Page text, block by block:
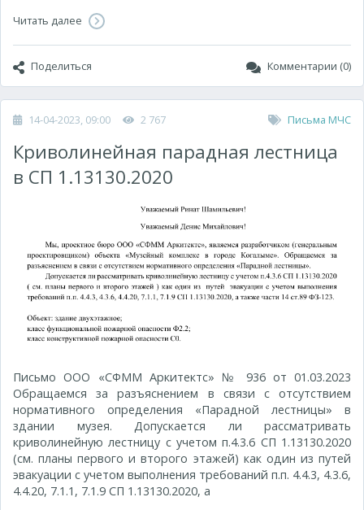
Читать далее
Поделиться Комментарии (0)
14-04-2023, 09:00 2 767 Письма МЧС
Криволинейная парадная лестница
в СП 1.13130.2020
Письмо ООО «СФММ Аркитектс» № 936 от 01.03.2023
Обращаемся за разъяснением в связи с отсутствием
нормативного определения «Парадной лестницы» в
здании музея. Допускается ли рассматривать
криволинейную лестницу с учетом п.4.3.6 СП 1.13130.2020
(см. планы первого и второго этажей) как один из путей
эвакуации с учетом выполнения требований п.п. 4.4.3, 4.3.6,
4.4.20, 7.1.1, 7.1.9 СП 1.13130.2020, а